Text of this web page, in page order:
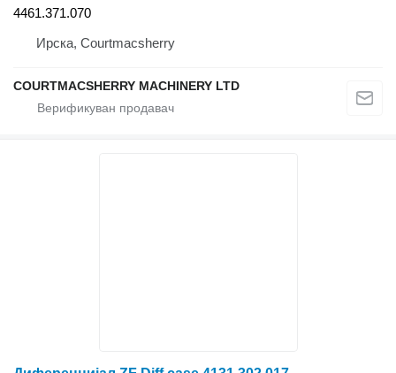
4461.371.070
Ирска, Courtmacsherry
COURTMACSHERRY MACHINERY LTD